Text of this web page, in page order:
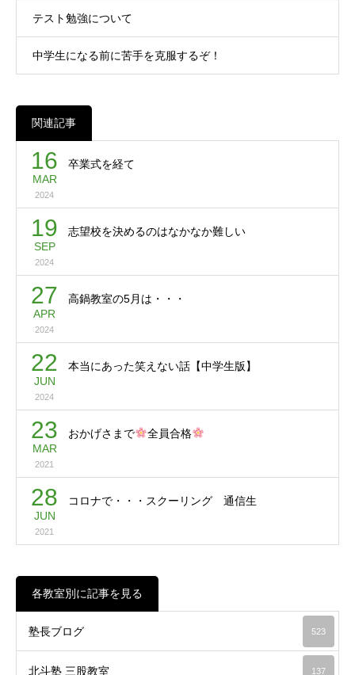
テスト勉強について
中学生になる前に苦手を克服するぞ！
関連記事
16
MAR
2024
卒業式を経て
19
SEP
2024
志望校を決めるのはなかなか難しい
27
APR
2024
高鍋教室の5月は・・・
22
JUN
2024
本当にあった笑えない話【中学生版】
23
MAR
2021
おかげさまで 全員合格
28
JUN
2021
コロナで・・・スクーリング 通信生
各教室別に記事を見る
塾長ブログ 523
北斗塾 三股教室 137